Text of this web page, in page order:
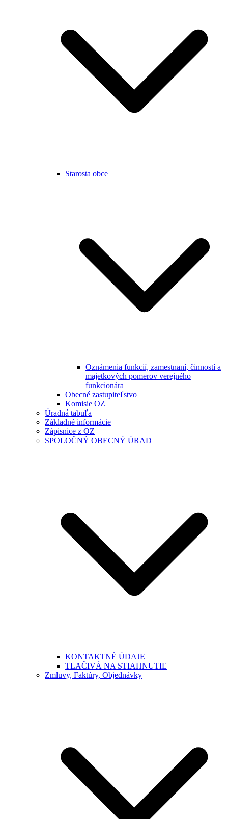
Starosta obce
Oznámenia funkcií, zamestnaní, činností a
majetkových pomerov verejného
funkcionára
Obecné zastupiteľstvo
Komisie OZ
Úradná tabuľa
Základné informácie
Zápisnice z OZ
SPOLOČNÝ OBECNÝ ÚRAD
KONTAKTNÉ ÚDAJE
TLAČIVÁ NA STIAHNUTIE
Zmluvy, Faktúry, Objednávky